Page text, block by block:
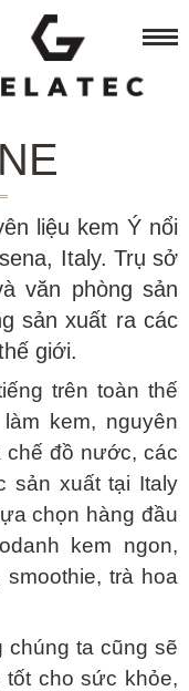
liệu kem Ý nổi
Italy. Trụ sở
văn phòng sản
sản xuất ra các
giới.
trên toàn thế
kem, nguyên
chế đồ nước, các
sản xuất tại Italy
chọn hàng đầu
kem ngon,
trà hoa
chúng ta cũng sẽ
tốt cho sức khỏe,